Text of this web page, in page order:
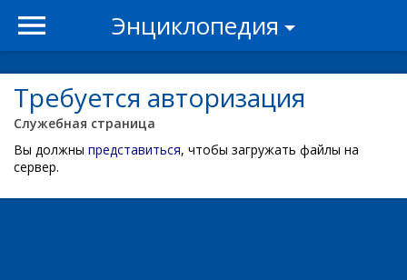
Энциклопедия
Требуется авторизация
Служебная страница
Вы должны представиться, чтобы загружать файлы на
сервер.